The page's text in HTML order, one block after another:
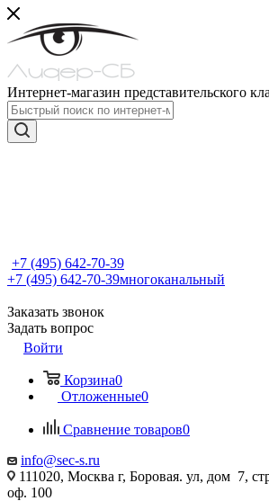
Интернет-магазин представительского
+7 (495) 642-70-39
+7 (495) 642-70-39многоканальный
Заказать звонок
Задать вопрос
Войти
Корзина0
Отложенные0
Сравнение товаров0
info@sec-s.ru
111020, Москва г, Боровая. ул, дом 7,
оф. 100